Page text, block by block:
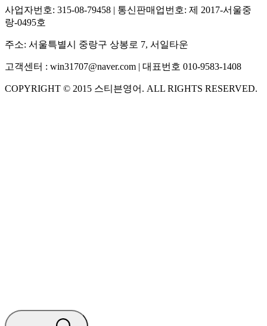
사업자번호: 315-08-79458 | 통신판매업번호: 제 2017-서울중
랑-0495호
주소: 서울특별시 중랑구 상봉로 7, 서일타운
고객센터 : win31707@naver.com | 대표번호 010-9583-1408
COPYRIGHT © 2015 스티븐영어 . ALL RIGHTS RESERVED.